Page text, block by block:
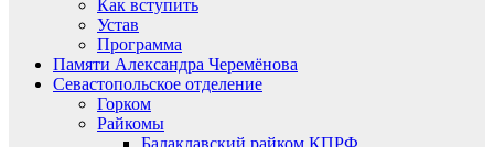
Как вступить
Устав
Программа
Памяти Александра Черемёнова
Севастопольское отделение
Горком
Райкомы
Балаклавский райком КПРФ